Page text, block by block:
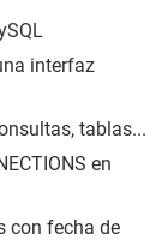
interfaz
tablas...
en
con fecha de